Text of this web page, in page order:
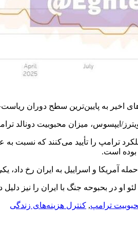
اخیر به پایین‌ترین سطح دوران
ایپسوس، میزان محبوبیت دونالد
بوده است.
آمریکا و اسراییل به ایران رخ داد،
او در بحبوحه جنگ با ایران را نیز
ترامپ, کنترل هزینه‌های زندگی